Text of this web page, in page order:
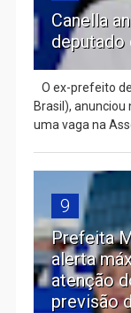
Canella
deputado
O ex-prefeito
Brasil),
uma vaga na
9
Prefeita
alerta
atenção
previsão